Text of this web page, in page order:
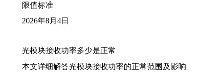
限值标准
2026年8月4日
光模块接收功率多少是正常
本文详细解答光模块接收功率的正常范围及影响